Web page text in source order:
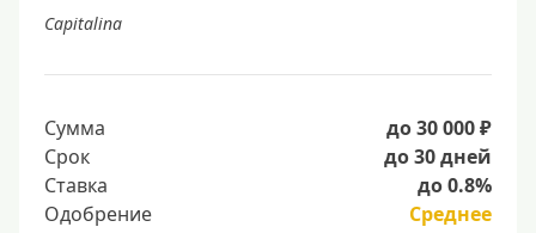
Capitalina
Сумма
до 30 000 ₽
Срок
до 30 дней
Ставка
до 0.8%
Одобрение
Среднее